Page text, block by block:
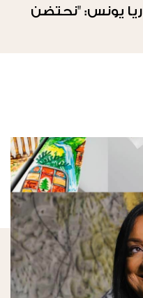
ريا يونس: "نحتضن
من لبنان إلى